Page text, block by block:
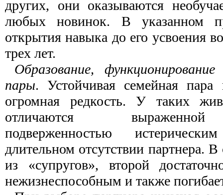
других, они оказываются
любых новинок. В указанном
открытия навыка до его усвоения
трех лет.
Образование,
пары. Устойчивая семейная
огромная редкость. У таких
отличаются выраженной
подверженностью
длительном отсутствии партнера. В
из «супругов», второй
нежизнеспособным и также